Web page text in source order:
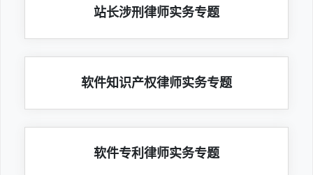
站长涉刑律师实务专题
软件知识产权律师实务专题
软件专利律师实务专题